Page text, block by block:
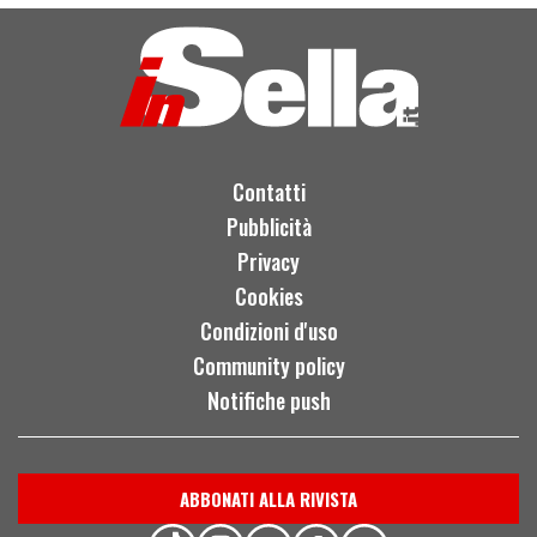
Contatti
Pubblicità
Privacy
Cookies
Condizioni d'uso
Community policy
Notifiche push
ABBONATI ALLA RIVISTA